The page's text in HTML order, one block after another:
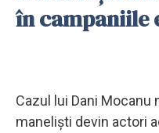
în campaniile
Cazul lui Dani
maneliști devin actori